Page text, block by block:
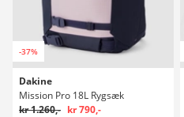
-37%
Dakine
Mission Pro 18L Rygsæk
kr 1.260,- kr 790,-